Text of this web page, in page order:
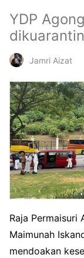
YDP
Jamri Aizat
Raja Permaisuri
Maimunah
mendoakan